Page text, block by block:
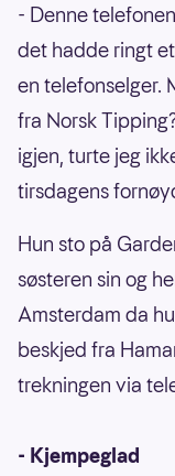
- Denne
det hadde ringt
en telefonselger.
fra Norsk
igjen, turte jeg
tirsdagens
Hun sto på
søsteren sin og
Amsterdam da
beskjed fra
trekningen via
- Kjempeglad